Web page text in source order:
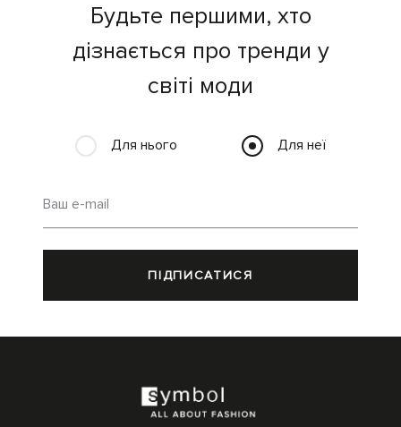
Будьте першими, хто
дізнається про тренди у
світі моди
Для нього Для неї
Ваш e-mail
ПІДПИСАТИСЯ